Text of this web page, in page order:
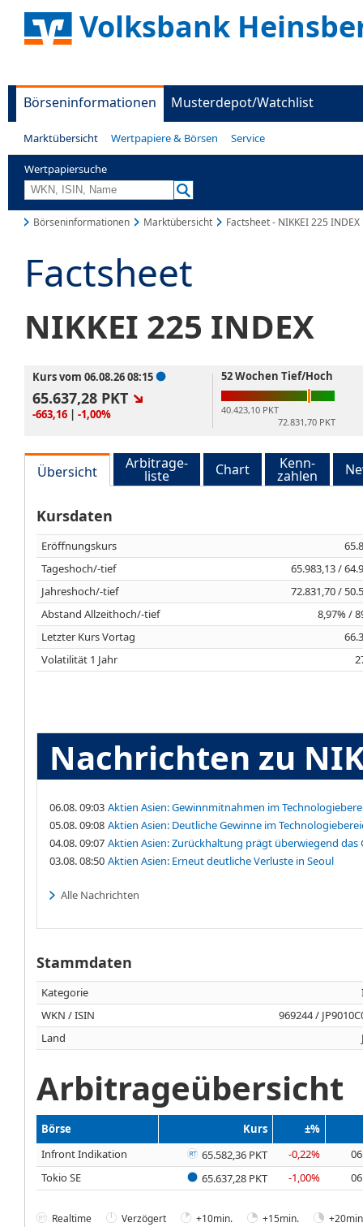
Volksbank
Börseninformationen Musterdepot/Watchlist
Marktübersicht Wertpapiere & Börsen Service
Wertpapiersuche
Börseninformationen Marktübersicht Factsheet - NIKKEI 225 INDEX
Factsheet
NIKKEI 225 INDEX
Kurs vom 06.08.26 08:15
65.637,28 PKT
-663,16 | -1,00%
52 Wochen Tief/Hoch
40.423,10 PKT
72.831,70 PKT
Übersicht Arbitrage-
liste Chart Kenn-
zahlen
Kursdaten
Eröffnungskurs
Tageshoch/-tief
65.983,13 /
Jahreshoch/-tief
72.831,70 /
Abstand Allzeithoch/-tief
8,97% /
Letzter Kurs Vortag
Volatilität 1 Jahr
Nachrichten zu
06.08. 09:03 Aktien Asien: Gewinnmitnahmen im
05.08. 09:08 Aktien Asien: Deutliche Gewinne im
04.08. 09:07 Aktien Asien: Zurückhaltung prägt überwiegend das
03.08. 08:50 Aktien Asien: Erneut deutliche Verluste in Seoul
Alle Nachrichten
Stammdaten
Kategorie
WKN / ISIN
969244 /
Land
Arbitrageübersicht
Börse Kurs
±%
Infront Indikation
65.582,36 PKT -0,22%
Tokio SE
65.637,28 PKT -1,00%
Realtime Verzögert +10min. +15min.